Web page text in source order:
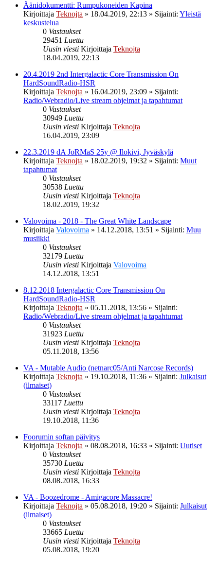
Äänidokumentti: Rumpukoneiden Kapina
Kirjoittaja Teknojta » 18.04.2019, 22:13 » Sijainti: Yleistä
keskustelua
0 Vastaukset
29451 Luettu
Uusin viesti Kirjoittaja Teknojta
18.04.2019, 22:13
20.4.2019 2nd Intergalactic Core Transmission On
HardSoundRadio-HSR
Kirjoittaja Teknojta » 16.04.2019, 23:09 » Sijainti:
Radio/Webradio/Live stream ohjelmat ja tapahtumat
0 Vastaukset
30949 Luettu
Uusin viesti Kirjoittaja Teknojta
16.04.2019, 23:09
22.3.2019 dA JoRMaS 25y @ Ilokivi, Jyväskylä
Kirjoittaja Teknojta » 18.02.2019, 19:32 » Sijainti: Muut
tapahtumat
0 Vastaukset
30538 Luettu
Uusin viesti Kirjoittaja Teknojta
18.02.2019, 19:32
Valovoima - 2018 - The Great White Landscape
Kirjoittaja Valovoima » 14.12.2018, 13:51 » Sijainti: Muu
musiikki
0 Vastaukset
32179 Luettu
Uusin viesti Kirjoittaja Valovoima
14.12.2018, 13:51
8.12.2018 Intergalactic Core Transmission On
HardSoundRadio-HSR
Kirjoittaja Teknojta » 05.11.2018, 13:56 » Sijainti:
Radio/Webradio/Live stream ohjelmat ja tapahtumat
0 Vastaukset
31923 Luettu
Uusin viesti Kirjoittaja Teknojta
05.11.2018, 13:56
VA - Mutable Audio (netnarc05/Anti Narcose Records)
Kirjoittaja Teknojta » 19.10.2018, 11:36 » Sijainti: Julkaisut
(ilmaiset)
0 Vastaukset
33117 Luettu
Uusin viesti Kirjoittaja Teknojta
19.10.2018, 11:36
Foorumin softan päivitys
Kirjoittaja Teknojta » 08.08.2018, 16:33 » Sijainti: Uutiset
0 Vastaukset
35730 Luettu
Uusin viesti Kirjoittaja Teknojta
08.08.2018, 16:33
VA - Boozedrome - Amigacore Massacre!
Kirjoittaja Teknojta » 05.08.2018, 19:20 » Sijainti: Julkaisut
(ilmaiset)
0 Vastaukset
33665 Luettu
Uusin viesti Kirjoittaja Teknojta
05.08.2018, 19:20